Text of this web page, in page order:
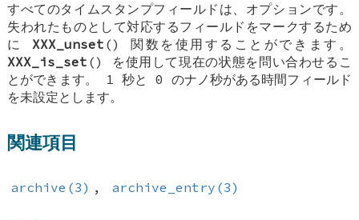
すべてのタイムスタンプフィールドは、オプションです。
失われたものとして対応するフィールドをマークするため
にXXX_unset () 関数を使用することができます。
XXX_is_set () を使用して現在の状態を問い合わせるこ
とができます。 1 秒と 0 のナノ秒がある時間フィールド
を未設定とします。
関連項目
archive(3) , archive_entry(3)